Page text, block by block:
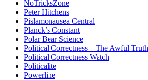
NoTricksZone
Peter Hitchens
Pislamonausea Central
Planck’s Constant
Polar Bear Science
Political Correctness – The Awful Truth
Political Correctness Watch
Politicalite
Powerline